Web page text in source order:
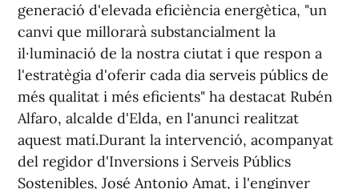
generació d'elevada eficiència energètica, "un
canvi que millorarà substancialment la
il·luminació de la nostra ciutat i que respon a
l'estratègia d'oferir cada dia serveis públics de
més qualitat i més eficients" ha destacat Rubén
Alfaro, alcalde d'Elda, en l'anunci realitzat
aquest matí.Durant la intervenció, acompanyat
del regidor d'Inversions i Serveis Públics
Sostenibles, José Antonio Amat, i l'enginyer